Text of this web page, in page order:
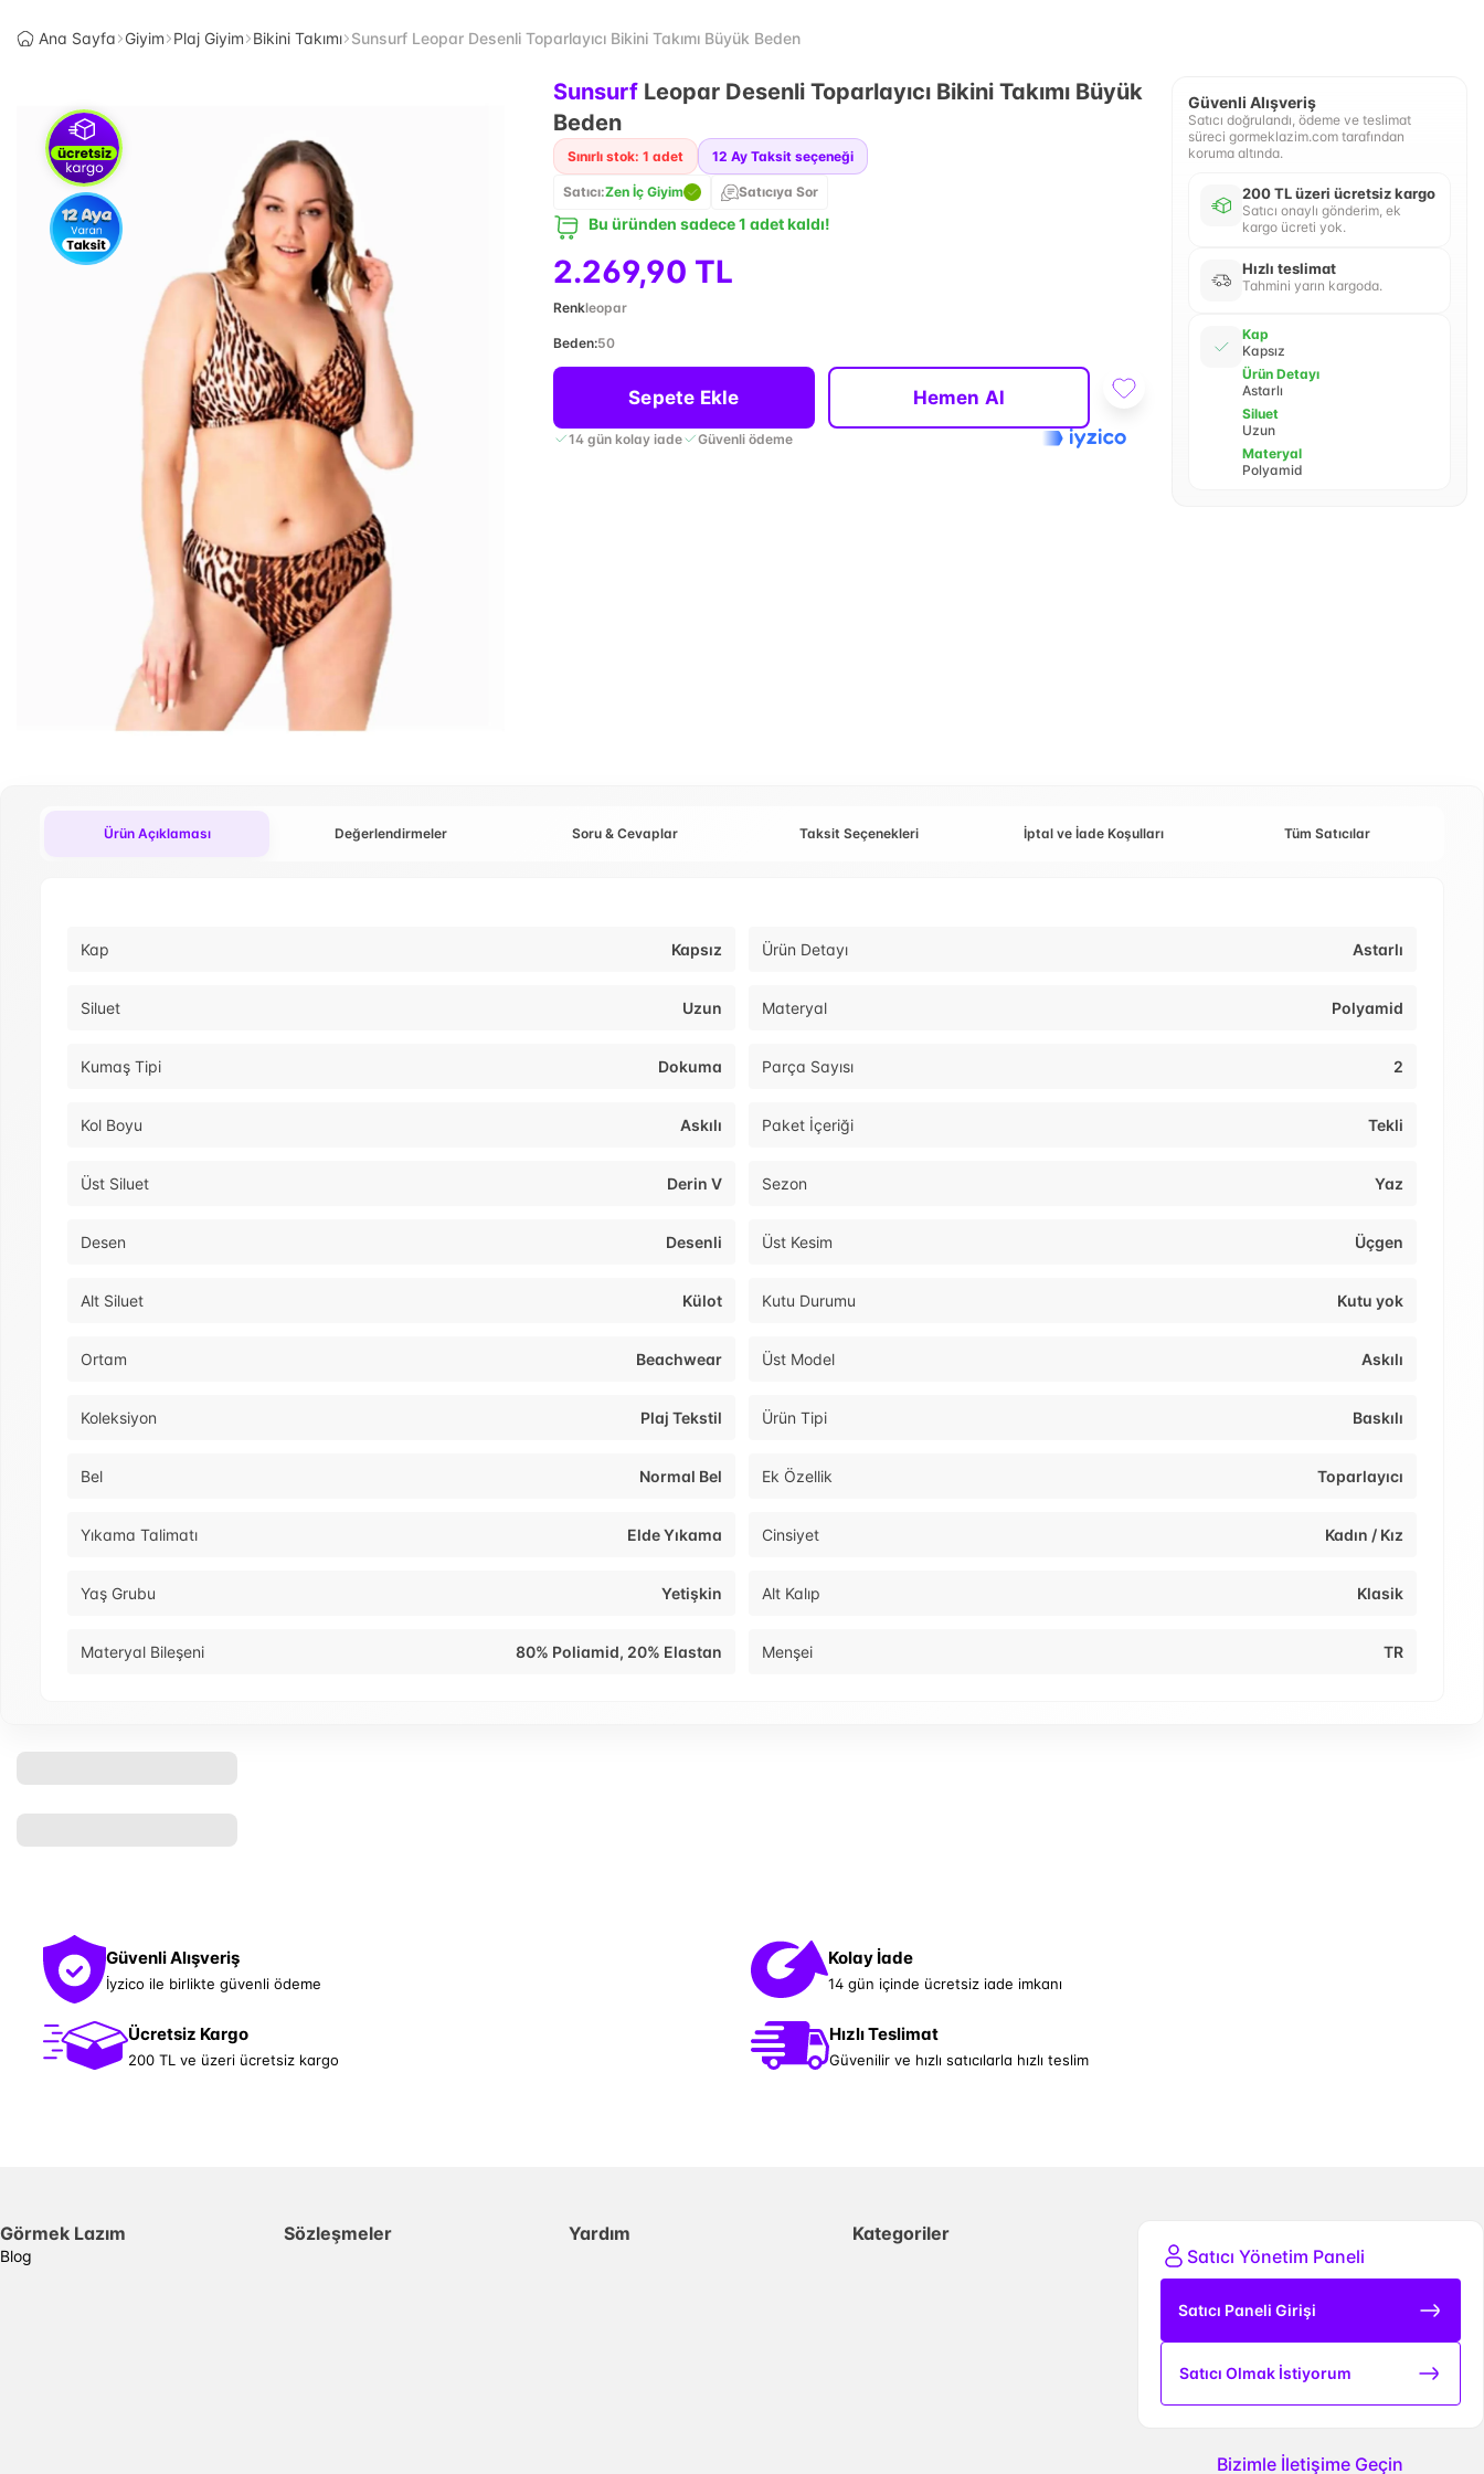
Ana Sayfa Giyim Plaj Giyim Bikini Takımı Sunsurf Leopar Desenli Toparlayıcı Bikini Takımı Büyük Beden
Sunsurf Leopar Desenli Toparlayıcı Bikini Takımı Büyük
Beden
Sınırlı stok: 1 adet 12 Ay Taksit seçeneği
Satıcı:Zen İç Giyim Satıcıya Sor
Bu üründen sadece 1 adet kaldı!
2.269,90 TL
Renkleopar
Beden:50
Sepete Ekle Hemen Al
14 gün kolay iade Güvenli ödeme
Güvenli Alışveriş
Satıcı doğrulandı, ödeme ve teslimat
süreci gormeklazim.com tarafından
koruma altında.
200 TL üzeri ücretsiz kargo
Satıcı onaylı gönderim, ek
kargo ücreti yok.
Hızlı teslimat
Tahmini yarın kargoda.
Kap
Kapsız
Ürün Detayı
Astarlı
Siluet
Uzun
Materyal
Polyamid
Ürün Açıklaması Değerlendirmeler Soru & Cevaplar Taksit Seçenekleri İptal ve İade Koşulları Tüm Satıcılar
Kap Kapsız Ürün Detayı Astarlı
Siluet Uzun Materyal Polyamid
Kumaş Tipi Dokuma Parça Sayısı 2
Kol Boyu Askılı Paket İçeriği Tekli
Üst Siluet Derin V Sezon Yaz
Desen Desenli Üst Kesim Üçgen
Alt Siluet Külot Kutu Durumu Kutu yok
Ortam Beachwear Üst Model Askılı
Koleksiyon Plaj Tekstil Ürün Tipi Baskılı
Bel Normal Bel Ek Özellik Toparlayıcı
Yıkama Talimatı Elde Yıkama Cinsiyet Kadın / Kız
Yaş Grubu Yetişkin Alt Kalıp Klasik
Materyal Bileşeni 80% Poliamid, 20% Elastan Menşei TR
Güvenli Alışveriş
İyzico ile birlikte güvenli ödeme
Kolay İade
14 gün içinde ücretsiz iade imkanı
Ücretsiz Kargo
200 TL ve üzeri ücretsiz kargo
Hızlı Teslimat
Güvenilir ve hızlı satıcılarla hızlı teslim
Görmek Lazım
Blog
Sözleşmeler Yardım
Kategoriler
Satıcı Yönetim Paneli
Satıcı Paneli Girişi
Satıcı Olmak İstiyorum
Bizimle İletişime Geçin